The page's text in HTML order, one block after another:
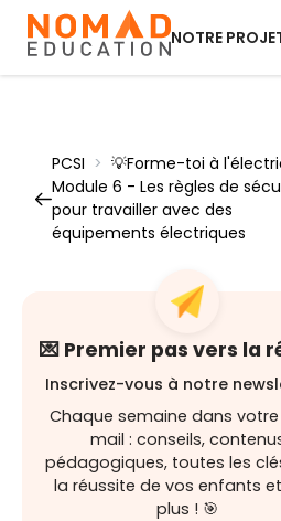
NOTRE
PCSI > 💡Forme-toi à
Module 6 - Les règles de
pour travailler avec des
équipements électriques
💌 Premier pas vers la
Inscrivez-vous à notre
Chaque semaine dans
mail : conseils,
pédagogiques, toutes les
la réussite de vos enfants
plus ! 🎯